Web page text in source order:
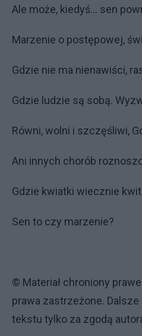
Ale może, kiedyś… sen
Marzenie o postępowej,
Gdzie nie ma nienawiści,
Gdzie ludzie są sobą.
Równi, wolni i szczęśliwi,
Ani innych chorób
Gdzie kwiatki wiecznie
Sen to czy marzenie?
© Materiał chroniony
prawa zastrzeżone.
tekstu tylko za zgodą